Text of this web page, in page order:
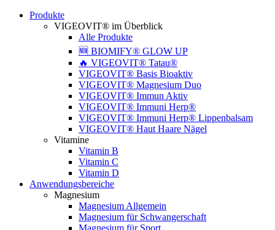
Produkte
VIGEOVIT® im Überblick
Alle Produkte
🆕 BIOMIFY® GLOW UP
🔥 VIGEOVIT® Tatau®
VIGEOVIT® Basis Bioaktiv
VIGEOVIT® Magnesium Duo
VIGEOVIT® Immun Aktiv
VIGEOVIT® Immuni Herp®
VIGEOVIT® Immuni Herp® Lippenbalsam
VIGEOVIT® Haut Haare Nägel
Vitamine
Vitamin B
Vitamin C
Vitamin D
Anwendungsbereiche
Magnesium
Magnesium Allgemein
Magnesium für Schwangerschaft
Magnesium für Sport